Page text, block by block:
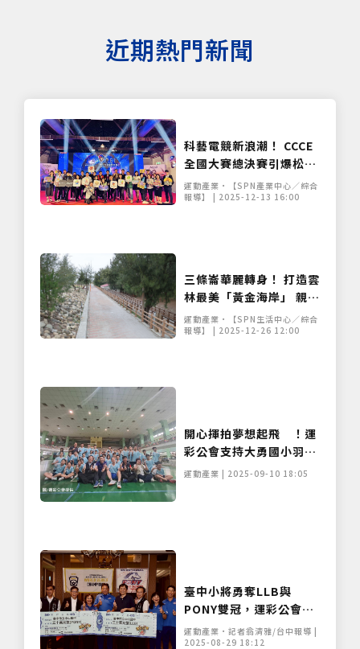
近期熱門新聞
科藝電競新浪潮！ CCCE
全國大賽總決賽引爆松菸
AI、虛擬運動成千人焦
點！
運動產業•【SPN產業中心／綜合
報導】 | 2025-12-13 16:00
三條崙華麗轉身！ 打造雲
林最美「黃金海岸」 親
海、自行車、夕陽美景一
網打盡
運動產業•【SPN生活中心／綜合
報導】 | 2025-12-26 12:00
開心揮拍夢想起飛 ！運
彩公會支持大勇國小羽球
隊
運動產業 | 2025-09-10 18:05
臺中小將勇奪LLB與
PONY雙冠，運彩公會慷
慨頒發60萬獎金！
運動產業•記者翁清雅/台中報導 |
2025-08-29 18:12